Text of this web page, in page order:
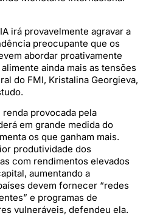
irá provavelmente agravar a
preocupante que os
abordar proativamente
ainda mais as tensões
do FMI, Kristalina Georgieva,
provocada pela
em grande medida do
os que ganham mais.
produtividade dos
com rendimentos elevados
aumentando a
devem fornecer “redes
e programas de
vulneráveis, defendeu ela.